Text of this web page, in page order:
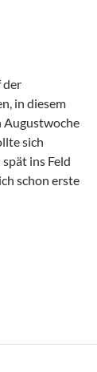
der
in diesem
Augustwoche
sich
ins Feld
schon erste